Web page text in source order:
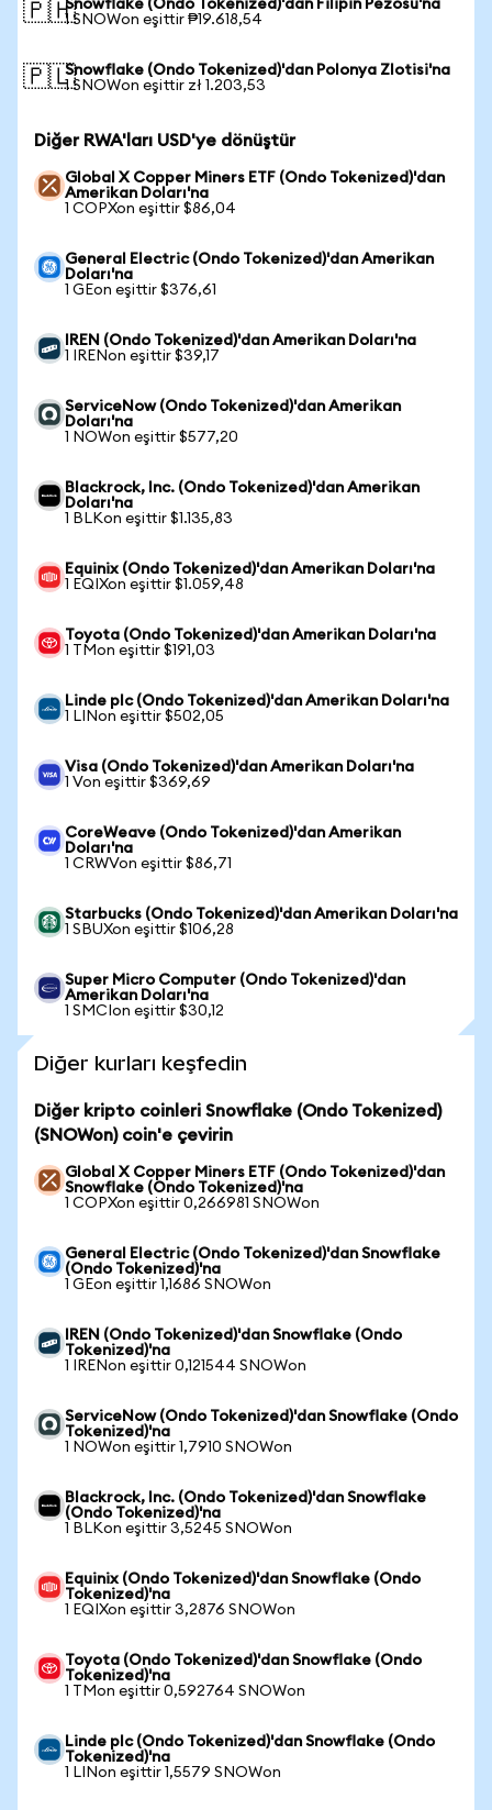
🇵🇭Snowflake (Ondo Tokenized)'dan Filipin Pezosu'na
1 SNOWon eşittir ₱19.618,54
🇵🇱Snowflake (Ondo Tokenized)'dan Polonya Zlotisi'na
1 SNOWon eşittir zł 1.203,53
Diğer RWA'ları USD'ye dönüştür
Global X Copper Miners ETF (Ondo Tokenized)'dan
Amerikan Doları'na
1 COPXon eşittir $86,04
General Electric (Ondo Tokenized)'dan Amerikan
Doları'na
1 GEon eşittir $376,61
IREN (Ondo Tokenized)'dan Amerikan Doları'na
1 IRENon eşittir $39,17
ServiceNow (Ondo Tokenized)'dan Amerikan
Doları'na
1 NOWon eşittir $577,20
Blackrock, Inc. (Ondo Tokenized)'dan Amerikan
Doları'na
1 BLKon eşittir $1.135,83
Equinix (Ondo Tokenized)'dan Amerikan Doları'na
1 EQIXon eşittir $1.059,48
Toyota (Ondo Tokenized)'dan Amerikan Doları'na
1 TMon eşittir $191,03
Linde plc (Ondo Tokenized)'dan Amerikan Doları'na
1 LINon eşittir $502,05
Visa (Ondo Tokenized)'dan Amerikan Doları'na
1 Von eşittir $369,69
CoreWeave (Ondo Tokenized)'dan Amerikan
Doları'na
1 CRWVon eşittir $86,71
Starbucks (Ondo Tokenized)'dan Amerikan Doları'na
1 SBUXon eşittir $106,28
Super Micro Computer (Ondo Tokenized)'dan
Amerikan Doları'na
1 SMCIon eşittir $30,12
Diğer kurları keşfedin
Diğer kripto coinleri Snowflake (Ondo Tokenized)
(SNOWon) coin'e çevirin
Global X Copper Miners ETF (Ondo Tokenized)'dan
Snowflake (Ondo Tokenized)'na
1 COPXon eşittir 0,266981 SNOWon
General Electric (Ondo Tokenized)'dan Snowflake
(Ondo Tokenized)'na
1 GEon eşittir 1,1686 SNOWon
IREN (Ondo Tokenized)'dan Snowflake (Ondo
Tokenized)'na
1 IRENon eşittir 0,121544 SNOWon
ServiceNow (Ondo Tokenized)'dan Snowflake (Ondo
Tokenized)'na
1 NOWon eşittir 1,7910 SNOWon
Blackrock, Inc. (Ondo Tokenized)'dan Snowflake
(Ondo Tokenized)'na
1 BLKon eşittir 3,5245 SNOWon
Equinix (Ondo Tokenized)'dan Snowflake (Ondo
Tokenized)'na
1 EQIXon eşittir 3,2876 SNOWon
Toyota (Ondo Tokenized)'dan Snowflake (Ondo
Tokenized)'na
1 TMon eşittir 0,592764 SNOWon
Linde plc (Ondo Tokenized)'dan Snowflake (Ondo
Tokenized)'na
1 LINon eşittir 1,5579 SNOWon